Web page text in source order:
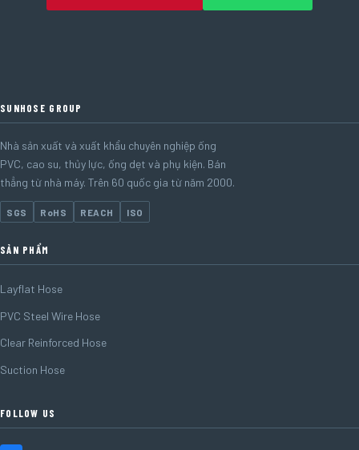
SUNHOSE GROUP
Nhà sản xuất và xuất khẩu chuyên nghiệp ống
PVC, cao su, thủy lực, ống dẹt và phụ kiện. Bán
thẳng từ nhà máy. Trên 60 quốc gia từ năm 2000.
SGS RoHS REACH ISO
SẢN PHẨM
Layflat Hose
PVC Steel Wire Hose
Clear Reinforced Hose
Suction Hose
FOLLOW US